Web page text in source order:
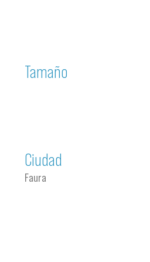
Tamaño
Ciudad
Faura